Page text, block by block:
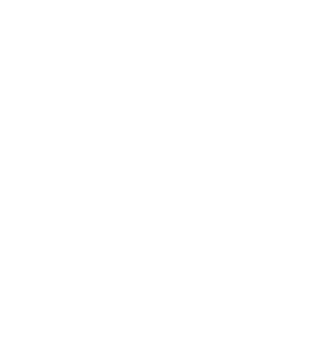
(bijeloplavi spektar) navoj E40